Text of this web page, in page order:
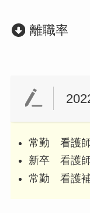
離職率
常勤 看
新卒 看
常勤 看護